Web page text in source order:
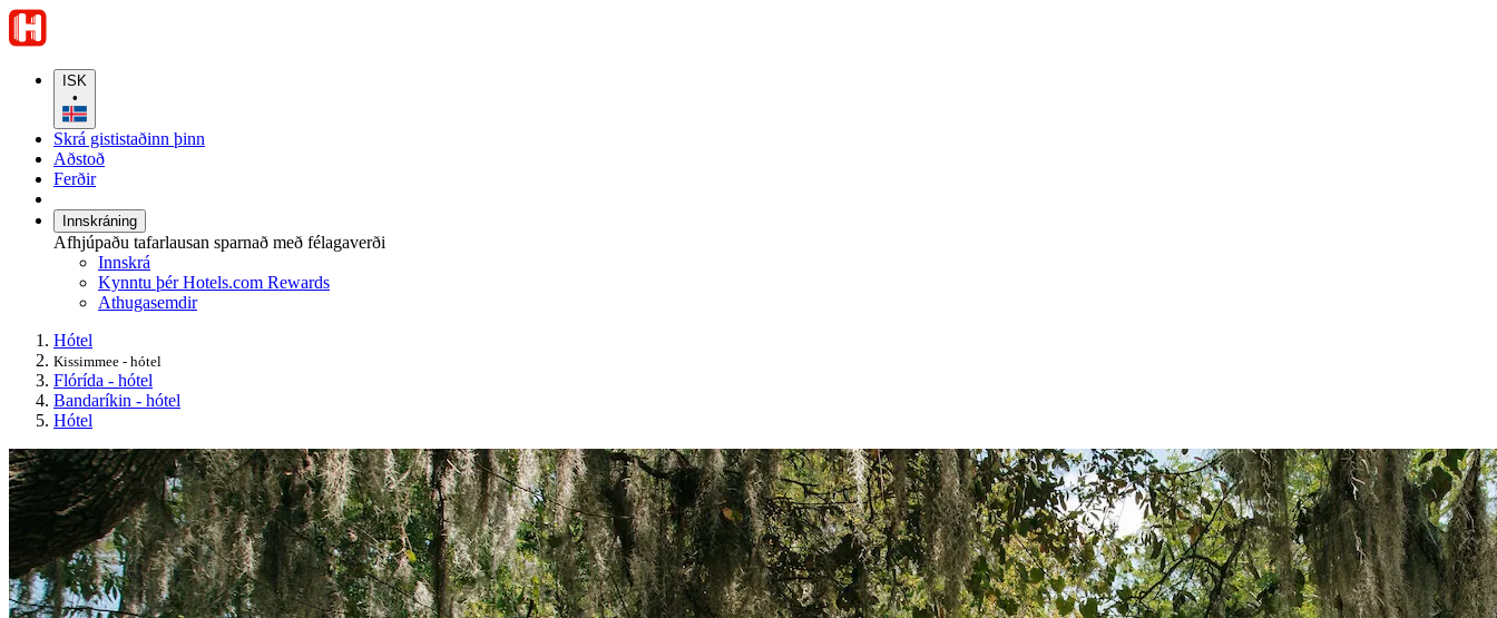
ISK
•
Skrá gististaðinn þinn
Aðstoð
Ferðir
Innskráning
Afhjúpaðu tafarlausan sparnað með félagaverði
Innskrá
Kynntu þér Hotels.com Rewards
Athugasemdir
Hótel
Kissimmee - hótel
Flórída - hótel
Bandaríkin - hótel
Hótel